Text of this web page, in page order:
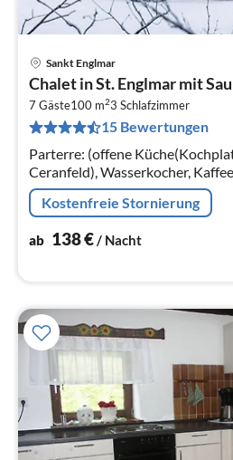
Sankt Englmar
Chalet in St. Englmar mit
7 Gäste100 m23 Schlafzimmer
15 Bewertungen
Parterre: (offene
Ceranfeld), Wasserkocher,
Backofen, Spülmaschine, Kühl-/
Wohn/Esszimmer(TV(Satellit)
Kostenfreie Stornierung
ab 138€/ Nacht